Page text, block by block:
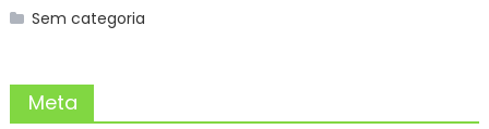
Sem categoria
Meta